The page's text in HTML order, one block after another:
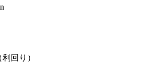
回り）